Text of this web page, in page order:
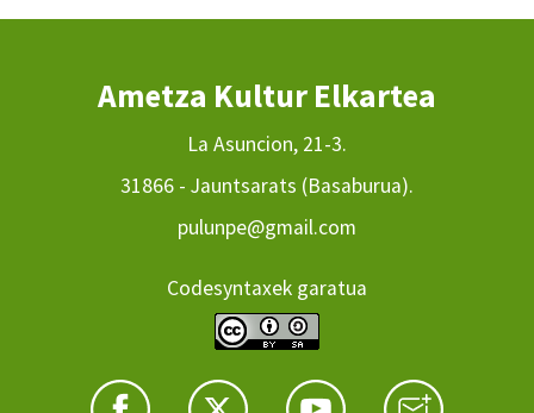
Ametza Kultur Elkartea
La Asuncion, 21-3.
31866 - Jauntsarats (Basaburua).
pulunpe@gmail.com
Codesyntaxek garatua